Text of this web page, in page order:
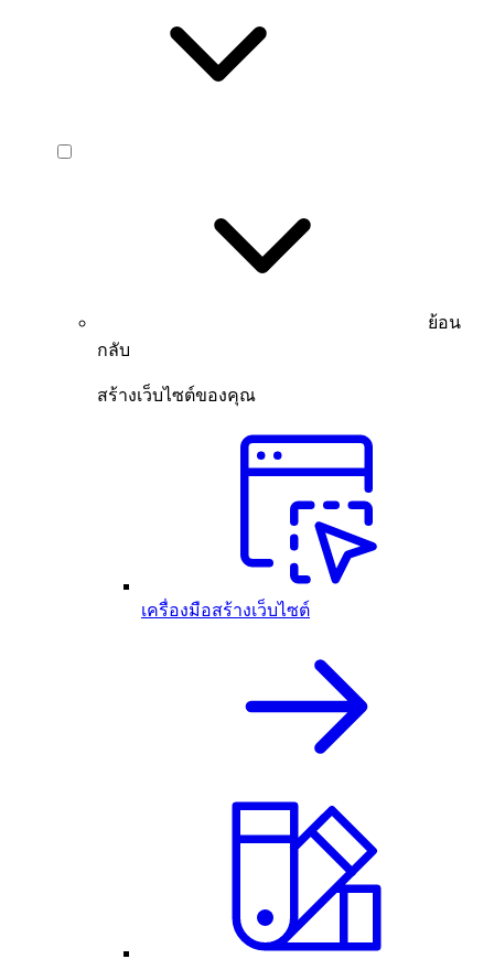
ย้อน
กลับ
สร้างเว็บไซต์ของคุณ
เครื่องมือสร้างเว็บไซต์